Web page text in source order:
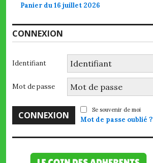
Panier du 16 juillet 2026
CONNEXION
Identifiant
Mot de passe
Se souvenir de moi
Mot de passe oublié ?